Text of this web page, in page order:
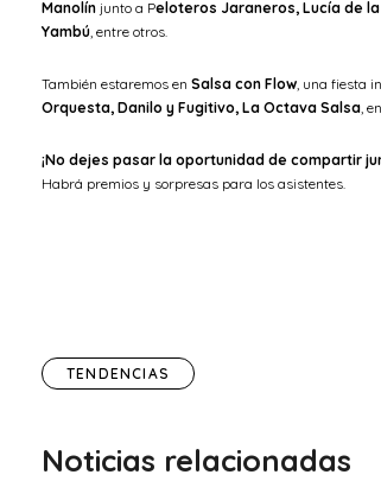
Manolín junto a Peloteros Jaraneros, Lucía de la
Yambú, entre otros.
También estaremos en Salsa con Flow, una fiesta
Orquesta, Danilo y Fugitivo, La Octava Salsa,
¡No dejes pasar la oportunidad de compartir
Habrá premios y sorpresas para los asistentes.
TENDENCIAS
Noticias relacionadas